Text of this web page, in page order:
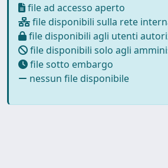
file ad accesso aperto
file disponibili sulla rete
file disponibili agli utenti
file disponibili solo agli
file sotto embargo
nessun file disponibile